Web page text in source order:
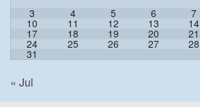
3 4 5 6 7
10 11 12 13 14
17 18 19 20 21
24 25 26 27 28
31
« Jul